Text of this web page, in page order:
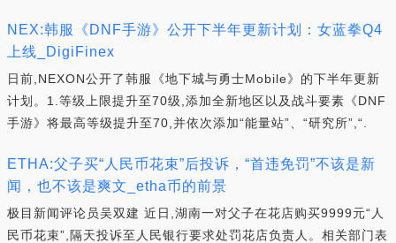
NEX:韩服《DNF手游》公开下半年更新计划：女蓝拳Q4
上线_DigiFinex
日前,NEXON公开了韩服《地下城与勇士Mobile》的下半年更新
计划。1.等级上限提升至70级,添加全新地区以及战斗要素《DNF
手游》将最高等级提升至70,并依次添加“能量站”、“研究所”,“.
ETHA:父子买“人民币花束”后投诉，“首违免罚”不该是新
闻，也不该是爽文_etha币的前景
极目新闻评论员吴双建 近日,湖南一对父子在花店购买9999元“人
民币花束”,隔天投诉至人民银行要求处罚花店负责人。相关部门表